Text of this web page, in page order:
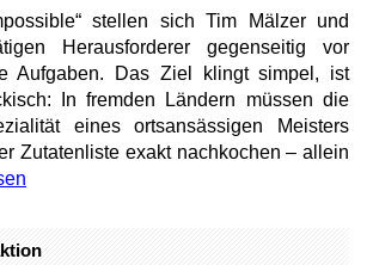
stellen sich Tim Mälzer und
Herausforderer gegenseitig vor
Aufgaben. Das Ziel klingt simpel, ist
In fremden Ländern müssen die
eines ortsansässigen Meisters
Zutatenliste exakt nachkochen – allein